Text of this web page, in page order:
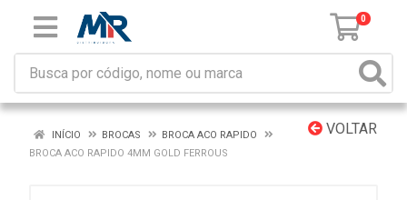
0
VOLTAR
INÍCIO BROCAS
BROCA ACO RAPIDO
BROCA ACO RAPIDO 4MM GOLD FERROUS